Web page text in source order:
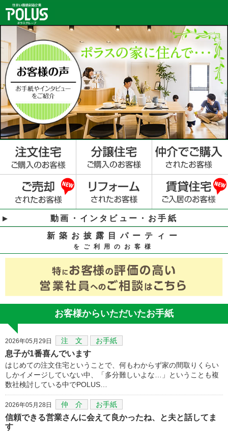
動画・インタビュー・お手紙
新築お披露目パーティー
をご利用のお客様
お客様からいただいたお手紙
2026年05月29日 注 文 お手紙
息子が1番喜んでいます
はじめての注文住宅ということで、何もわからず家の間取りくらい
しかイメージしていない中、「多分難しいよな…」ということも複
数社検討している中でPOLUS…
2026年05月28日 仲 介 お手紙
信頼できる営業さんに会えて良かったね、と夫と話してま
す